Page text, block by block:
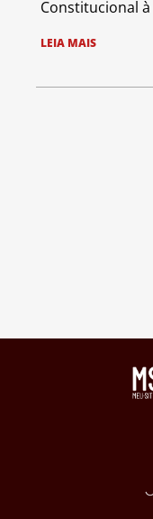
Constitucional
LEIA MAIS